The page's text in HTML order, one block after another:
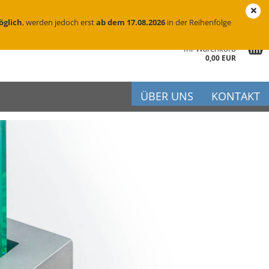
Ihr Warenkorb
0,00 EUR
, werden jedoch erstab dem 17.08.2026 in der Reihenfolge
ÜBER UNS KONTAKT